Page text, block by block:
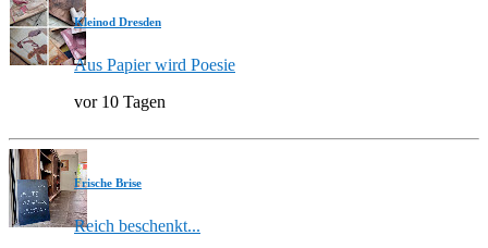
Kleinod Dresden
Aus Papier wird Poesie
vor 10 Tagen
Frische Brise
Reich beschenkt...